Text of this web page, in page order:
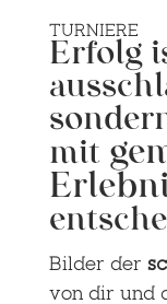
TURNIERE
Erfolg
mit
Bilder der
von dir und